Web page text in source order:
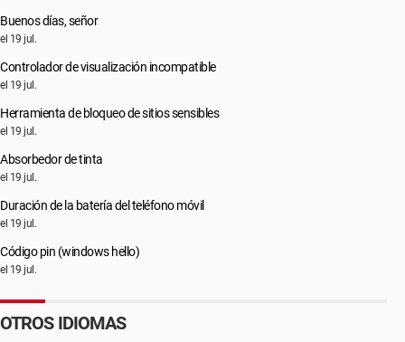
Buenos días, señor
el 19 jul.
Controlador de visualización incompatible
el 19 jul.
Herramienta de bloqueo de sitios sensibles
el 19 jul.
Absorbedor de tinta
el 19 jul.
Duración de la batería del teléfono móvil
el 19 jul.
Código pin (windows hello)
el 19 jul.
OTROS IDIOMAS